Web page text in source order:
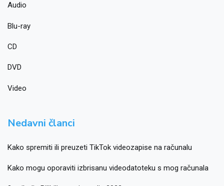
Audio
Blu-ray
CD
DVD
Video
Nedavni članci
Kako spremiti ili preuzeti TikTok videozapise na računalu
Kako mogu oporaviti izbrisanu videodatoteku s mog računala